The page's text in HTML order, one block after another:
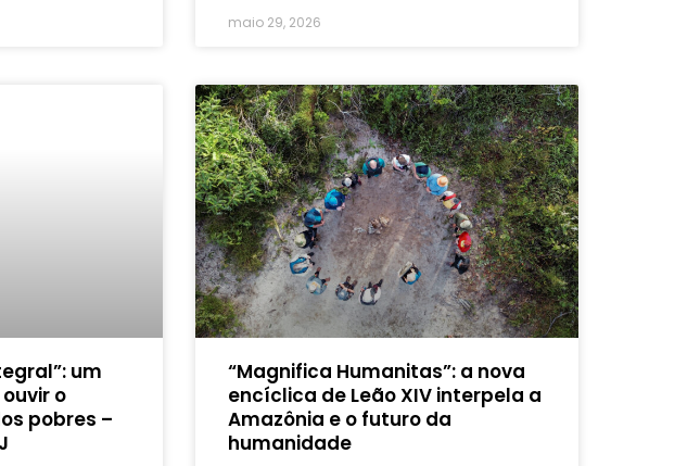
maio 29, 2026
um
o
pobres –
“Magnifica Humanitas”: a nova
encíclica de Leão XIV interpela a
Amazônia e o futuro da
humanidade